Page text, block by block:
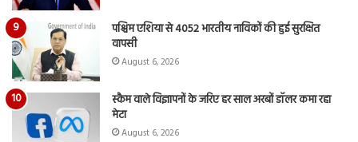
पश्चिम एशिया से 4052 भारतीय नाविकों की हुई सुरक्षित
वापसी
August 6, 2026
स्कैम वाले विज्ञापनों के जरिए हर साल अरबों डॉलर कमा रहा
मेटा
August 6, 2026